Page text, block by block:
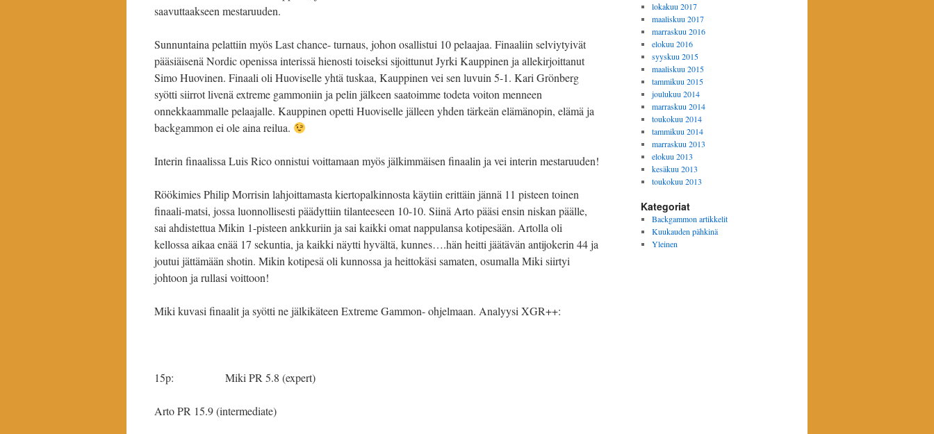
saavuttaakseen mestaruuden.
Sunnuntaina pelattiin myös Last chance- turnaus, johon osallistui 10 pelaajaa. Finaaliin selviytyivät
pääsiäisenä Nordic openissa interissä hienosti toiseksi sijoittunut Jyrki Kauppinen ja allekirjoittanut
Simo Huovinen. Finaali oli Huoviselle yhtä tuskaa, Kauppinen vei sen luvuin 5-1. Kari Grönberg
syötti siirrot livenä extreme gammoniin ja pelin jälkeen saatoimme todeta voiton menneen
onnekkaammalle pelaajalle. Kauppinen opetti Huoviselle jälleen yhden tärkeän elämänopin, elämä ja
backgammon ei ole aina reilua.
Interin finaalissa Luis Rico onnistui voittamaan myös jälkimmäisen finaalin ja vei interin mestaruuden!
Röökimies Philip Morrisin lahjoittamasta kiertopalkinnosta käytiin erittäin jännä 11 pisteen toinen
finaali-matsi, jossa luonnollisesti päädyttiin tilanteeseen 10-10. Siinä Arto pääsi ensin niskan päälle,
sai ahdistettua Mikin 1-pisteen ankkuriin ja sai kaikki omat nappulansa kotipesään. Artolla oli
kellossa aikaa enää 17 sekuntia, ja kaikki näytti hyvältä, kunnes….hän heitti jäätävän antijokerin 44 ja
joutui jättämään shotin. Mikin kotipesä oli kunnossa ja heittokäsi samaten, osumalla Miki siirtyi
johtoon ja rullasi voittoon!
Miki kuvasi finaalit ja syötti ne jälkikäteen Extreme Gammon- ohjelmaan. Analyysi XGR++:
15p: Miki PR 5.8 (expert)
Arto PR 15.9 (intermediate)
lokakuu 2017
maaliskuu 2017
marraskuu 2016
elokuu 2016
syyskuu 2015
maaliskuu 2015
tammikuu 2015
joulukuu 2014
marraskuu 2014
toukokuu 2014
tammikuu 2014
marraskuu 2013
elokuu 2013
kesäkuu 2013
toukokuu 2013
Kategoriat
Backgammon artikkelit
Kuukauden pähkinä
Yleinen